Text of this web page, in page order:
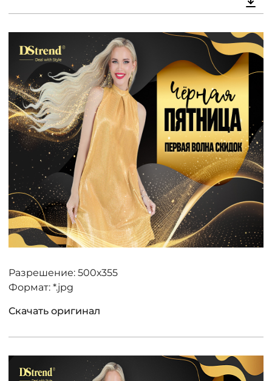
КОНТАКТЫ
ЖУРНАЛ
О НАС
СКИДКИ
ЧАСТО ЗАДАВАЕМЫЕ ВОПРОСЫ
РОЗНИЧНЫМ ПОКУПАТЕЛЯМ
ОПЛАТА
Разрешение: 500х355
Формат: *.jpg
Скачать оригинал